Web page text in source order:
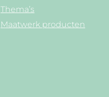
Thema’s
Maatwerk producten